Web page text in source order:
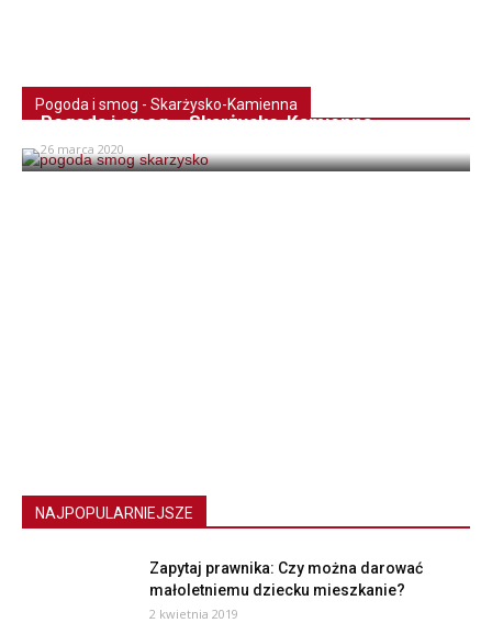
Pogoda i smog - Skarżysko-Kamienna
Pogoda i smog – Skarżysko-Kamienna
26 marca 2020
NAJPOPULARNIEJSZE
Zapytaj prawnika: Czy można darować
małoletniemu dziecku mieszkanie?
2 kwietnia 2019